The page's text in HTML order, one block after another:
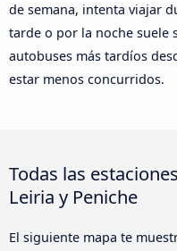
de semana, intenta viajar
tarde o por la noche suele
autobuses más tardíos
estar menos concurridos.
Todas las
Leiria y Peniche
El siguiente mapa te